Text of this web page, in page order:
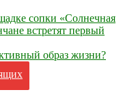
сопки «Солнечная
встретят первый
образ жизни?